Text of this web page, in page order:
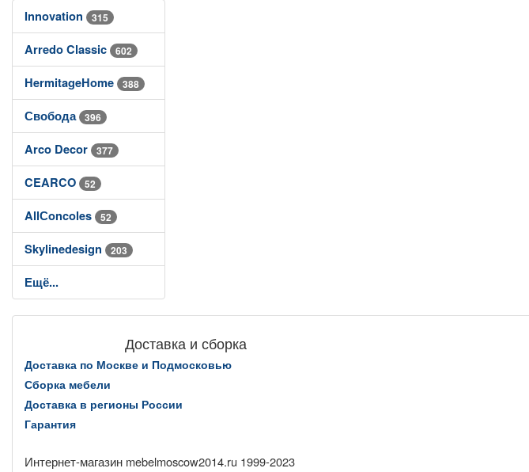
Innovation 315
Arredo Classic 602
HermitageHome 388
Свобода 396
Arco Decor 377
CEARCO 52
AllСoncoles 52
Skylinedesign 203
Ещё...
Доставка и сборка
Доставка по Москве и Подмосковью
Сборка мебели
Доставка в регионы России
Гарантия
Интернет-магазин mebelmoscow2014.ru 1999-2023